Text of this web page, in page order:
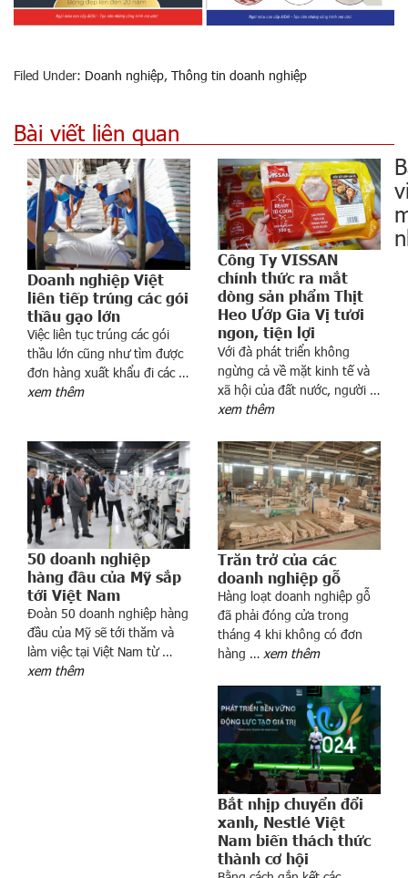
Filed Under: Doanh nghiệp, Thông tin doanh nghiệp
Bài viết liên quan
Doanh nghiệp Việt
liên tiếp trúng các gói
thầu gạo lớn
Việc liên tục trúng các gói
thầu lớn cũng như tìm được
đơn hàng xuất khẩu đi các …
xem thêm
Công Ty VISSAN
chính thức ra mắt
dòng sản phẩm Thịt
Heo Ướp Gia Vị tươi
ngon, tiện lợi
Với đà phát triển không
ngừng cả về mặt kinh tế và
xã hội của đất nước, người …
xem thêm
50 doanh nghiệp
hàng đầu của Mỹ sắp
tới Việt Nam
Đoàn 50 doanh nghiệp hàng
đầu của Mỹ sẽ tới thăm và
làm việc tại Việt Nam từ …
xem thêm
Trăn trở của các
doanh nghiệp gỗ
Hàng loạt doanh nghiệp gỗ
đã phải đóng cửa trong
tháng 4 khi không có đơn
hàng … xem thêm
Bắt nhịp chuyển đổi
xanh, Nestlé Việt
Nam biến thách thức
thành cơ hội